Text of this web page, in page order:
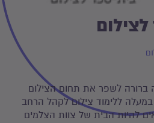
לשפר את תחום הצילום
ללימוד צילום לקהל הרחב
להיות הבית של צוות הצלמים